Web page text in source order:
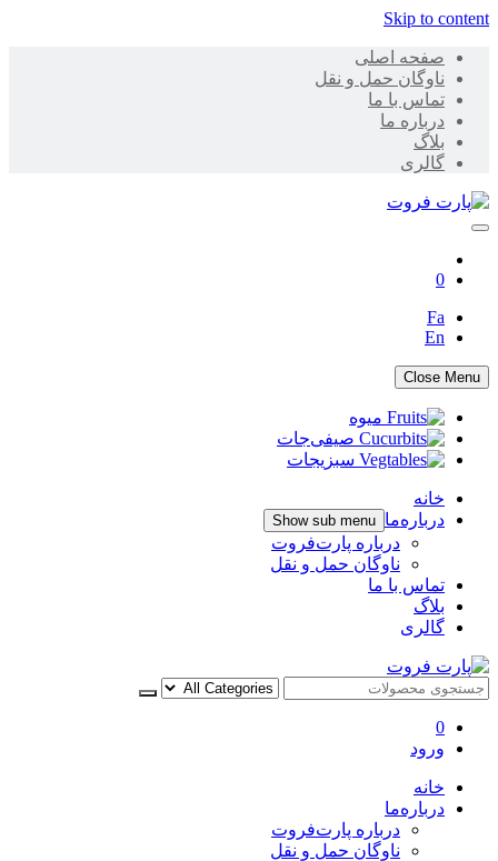
Skip to content
صفحه اصلی
ناوگان حمل و نقل
تماس با ما
درباره ما
بلاگ
گالری
0
Fa
En
Close Menu
میوه
صیفی‌جات
سبزیجات
خانه
درباره‌ما Show sub menu
درباره پارت‌فروت
ناوگان حمل و نقل
تماس با ما
بلاگ
گالری
پارت فروت
0
ورود
خانه
درباره‌ما
درباره پارت‌فروت
ناوگان حمل و نقل